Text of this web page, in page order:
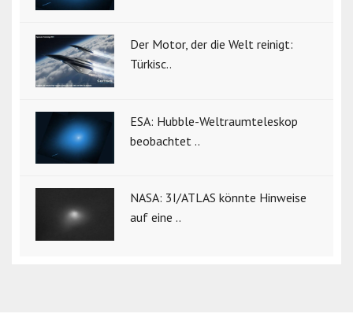
Der Motor, der die Welt reinigt:
Türkisc..
ESA: Hubble-Weltraumteleskop
beobachtet ..
NASA: 3I/ATLAS könnte Hinweise
auf eine ..